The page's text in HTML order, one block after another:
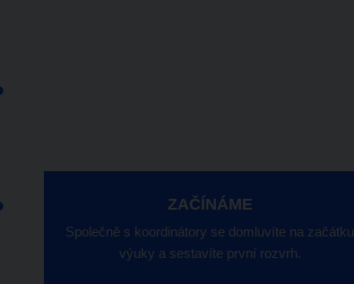
ZAČÍNÁME
Společně s koordinátory se domluvíte na začátku
výuky a sestavíte první rozvrh.